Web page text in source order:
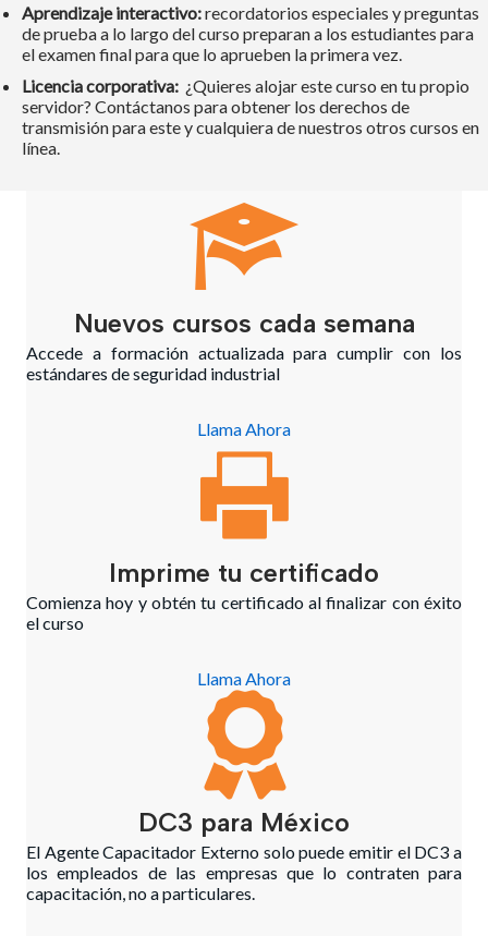
Aprendizaje interactivo:recordatorios especiales y preguntas
de prueba a lo largo del curso preparan a los estudiantes para
el examen final para que lo aprueben la primera vez.
Licencia corporativa: ¿Quieres alojar este curso en tu propio
servidor? Contáctanos para obtener los derechos de
transmisión para este y cualquiera de nuestros otros cursos en
línea.
Nuevos cursos cada semana
Accede a formación actualizada para cumplir con los
estándares de seguridad industrial
Llama Ahora
Imprime tu certificado
Comienza hoy y obtén tu certificado al finalizar con éxito
el curso
Llama Ahora
DC3 para México
El Agente Capacitador Externo solo puede emitir el DC3 a
los empleados de las empresas que lo contraten para
capacitación, no a particulares.